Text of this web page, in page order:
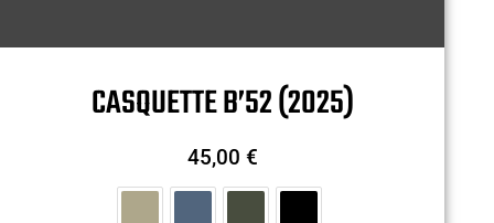
CASQUETTE B’52 (2025)
45,00 €